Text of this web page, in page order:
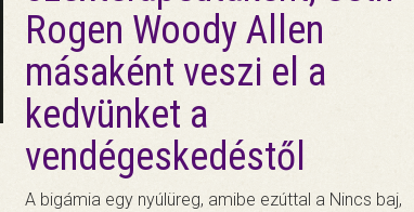
Rogen Woody Allen
másaként veszi el a
kedvünket a
vendégeskedéstől
A bigámia egy nyúlüreg, amibe ezúttal a Nincs baj,